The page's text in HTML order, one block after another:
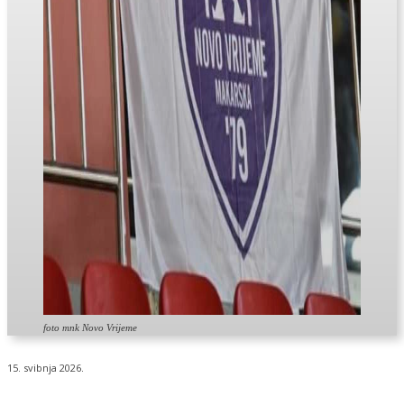
foto mnk Novo Vrijeme
15. svibnja 2026.